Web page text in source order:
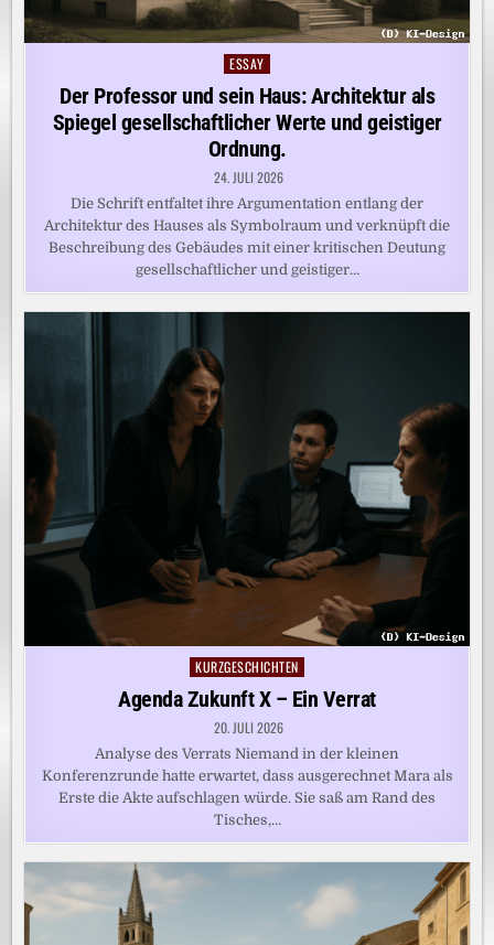
Posted
ESSAY
Der Professor und sein Haus: Architektur als
Spiegel gesellschaftlicher Werte und geistiger
Ordnung.
24. JULI 2026
Die Schrift entfaltet ihre Argumentation entlang der
Architektur des Hauses als Symbolraum und verknüpft die
Beschreibung des Gebäudes mit einer kritischen Deutung
gesellschaftlicher und geistiger…
Posted
in
KURZGESCHICHTEN
Agenda Zukunft X – Ein Verrat
20. JULI 2026
Analyse des Verrats Niemand in der kleinen
Konferenzrunde hatte erwartet, dass ausgerechnet Mara als
Erste die Akte aufschlagen würde. Sie saß am Rand des
Tisches,…